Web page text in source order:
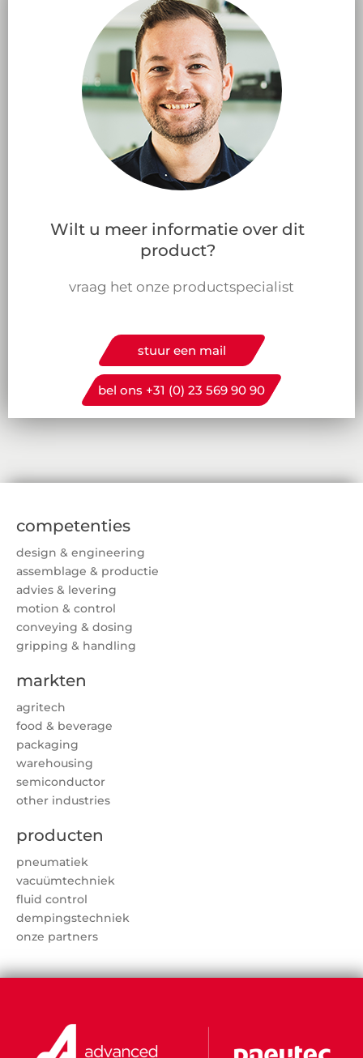
Wilt u meer informatie over dit
product?
vraag het onze productspecialist
stuur een mail
bel ons +31 (0) 23 569 90 90
competenties
design & engineering
assemblage & productie
advies & levering
motion & control
conveying & dosing
gripping & handling
markten
agritech
food & beverage
packaging
warehousing
semiconductor
other industries
producten
pneumatiek
vacuümtechniek
fluid control
dempingstechniek
onze partners